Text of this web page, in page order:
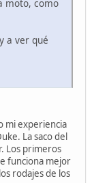
moto, como
a ver qué
mi experiencia
La saco del
Los primeros
funciona mejor
rodajes de los